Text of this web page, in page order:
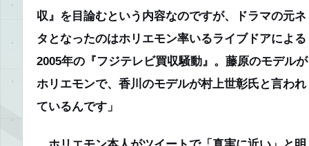
収』を目論むという内容なのですが、ドラマの元ネ
タとなったのはホリエモン率いるライブドアによる
2005年の『フジテレビ買収騒動』。藤原のモデルが
ホリエモンで、香川のモデルが村上世彰氏と言われ
ているんです」